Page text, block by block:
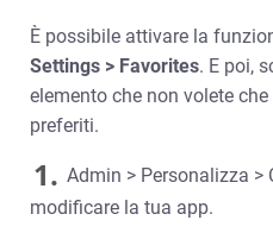
È possibile attivare la
Settings > Favorites. E poi,
elemento che non volete
preferiti.
1. Admin > Personalizza >
modificare la tua app.